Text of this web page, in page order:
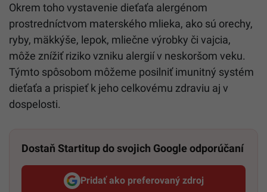
Okrem toho vystavenie dieťaťa alergénom
prostredníctvom materského mlieka, ako sú orechy,
ryby, mäkkýše, lepok, mliečne výrobky či vajcia,
môže znížiť riziko vzniku alergií v neskoršom veku.
Týmto spôsobom môžeme posilniť imunitný systém
dieťaťa a prispieť k jeho celkovému zdraviu aj v
dospelosti.
Dostaň Startitup do svojich Google odporúčaní
Pridať ako preferovaný zdroj
Startitup, odkaz sa otvorí v